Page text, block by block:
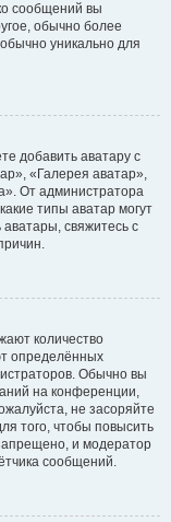
сообщений вы
обычно более
уникально для
добавить аватару с
«Галерея аватар»,
От администратора
типы аватар могут
свяжитесь с
количество
определённых
Обычно вы
на конференции,
не засоряйте
того, чтобы повысить
и модератор
сообщений.